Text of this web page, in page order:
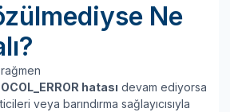
Ne
hatası devam ediyorsa
veya barındırma sağlayıcısıyla